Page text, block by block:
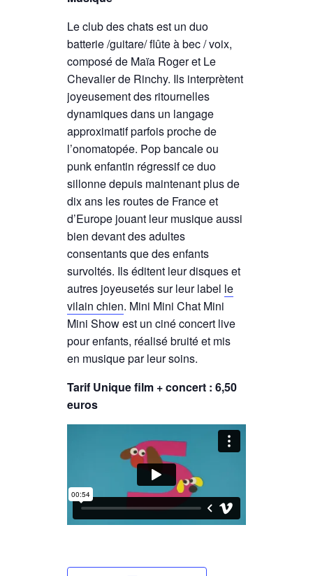
Le club des chats est un duo
batterie /guitare/ flûte à bec / voix,
composé de Maïa Roger et Le
Chevalier de Rinchy. Ils interprètent
joyeusement des ritournelles
dynamiques dans un langage
approximatif parfois proche de
l’onomatopée. Pop bancale ou
punk enfantin régressif ce duo
sillonne depuis maintenant plus de
dix ans les routes de France et
d’Europe jouant leur musique aussi
bien devant des adultes
consentants que des enfants
survoltés. Ils éditent leur disques et
autres joyeusetés sur leur label le
vilain chien. Mini Mini Chat Mini
Mini Show est un ciné concert live
pour enfants, réalisé bruité et mis
en musique par leur soins.
Tarif Unique film + concert : 6,50
euros